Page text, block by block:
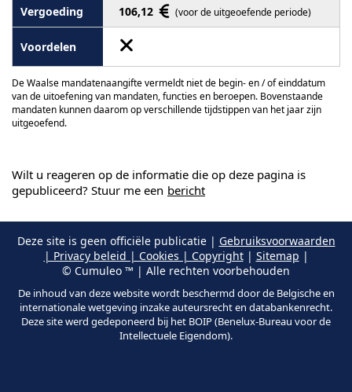
106,12 (voor de uitgeoefende periode)
De Waalse mandatenaangifte vermeldt niet de begin- en / of einddatum
van de uitoefening van mandaten, functies en beroepen. Bovenstaande
mandaten kunnen daarom op verschillende tijdstippen van het jaar zijn
uitgeoefend.
Wilt u reageren op de informatie die op deze pagina is
gepubliceerd? Stuur me een bericht
Deze site is geen officiële publicatie | Gebruiksvoorwaarden
| Privacy beleid | Cookies | Copyright| Sitemap |
© Cumuleo ™ | Alle rechten voorbehouden
De inhoud van deze website wordt beschermd door de Belgische en
internationale wetgeving inzake auteursrecht en databankenrecht.
Deze site werd gedeponeerd bij het BOIP (Benelux-Bureau voor de
Intellectuele Eigendom).